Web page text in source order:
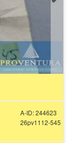
A-ID: 244623
26pv1112-545